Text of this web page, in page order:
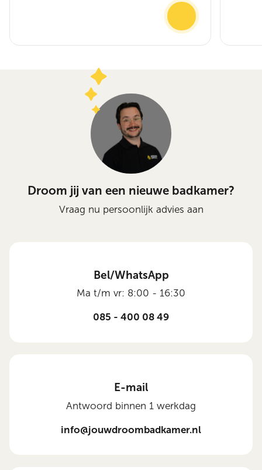
Droom jij van een nieuwe badkamer?
Vraag nu persoonlijk advies aan
Bel/WhatsApp
Ma t/m vr: 8:00 - 16:30
085 - 400 08 49
E-mail
Antwoord binnen 1 werkdag
info@jouwdroombadkamer.nl